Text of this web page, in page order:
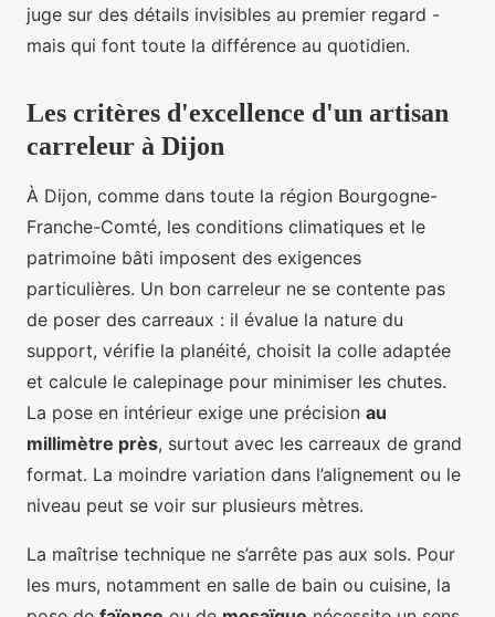
juge sur des détails invisibles au premier regard -
mais qui font toute la différence au quotidien.
Les critères d'excellence d'un artisan
carreleur à Dijon
À Dijon, comme dans toute la région Bourgogne-
Franche-Comté, les conditions climatiques et le
patrimoine bâti imposent des exigences
particulières. Un bon carreleur ne se contente pas
de poser des carreaux : il évalue la nature du
support, vérifie la planéité, choisit la colle adaptée
et calcule le calepinage pour minimiser les chutes.
La pose en intérieur exige une précision au
millimètre près, surtout avec les carreaux de grand
format. La moindre variation dans l’alignement ou le
niveau peut se voir sur plusieurs mètres.
La maîtrise technique ne s’arrête pas aux sols. Pour
les murs, notamment en salle de bain ou cuisine, la